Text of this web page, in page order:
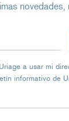
a usar mi
informativo de